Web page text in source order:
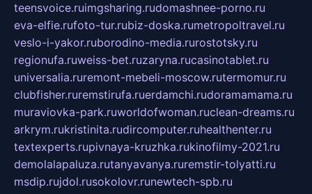
teensvoice.ruimgsharing.rudomashnee-porno.ru
eva-elfie.rufoto-tur.rubiz-doska.rumetropoltravel.ru
veslo-i-yakor.ruborodino-media.rurostotsky.ru
regionufa.ruweiss-bet.ruzaryna.rucasinotablet.ru
universalia.ruremont-mebeli-moscow.rutermomur.ru
clubfisher.ruremstirufa.ruerdamchi.rudoramamama.ru
muraviovka-park.ruworldofwoman.ruclean-dreams.ru
arkrym.rukristinita.rudircomputer.ruhealthenter.ru
textexperts.rupivnaya-kruzhka.rukinofilmy-2021.ru
demolalapaluza.rutanyavanya.ruremstir-tolyatti.ru
msdip.rujdol.rusokolovr.runewtech-spb.ru